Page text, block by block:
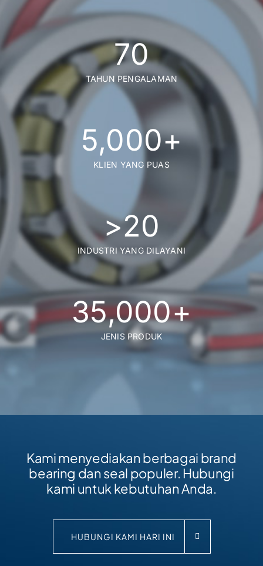
70
TAHUN PENGALAMAN
5,000+
KLIEN YANG PUAS
>20
INDUSTRI YANG DILAYANI
35,000+
JENIS PRODUK
Kami menyediakan berbagai brand
bearing dan seal populer. Hubungi
kami untuk kebutuhan Anda.
HUBUNGI KAMI HARI INI